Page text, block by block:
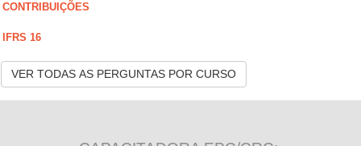
CONTRIBUIÇÕES
IFRS 16
VER TODAS AS PERGUNTAS POR CURSO